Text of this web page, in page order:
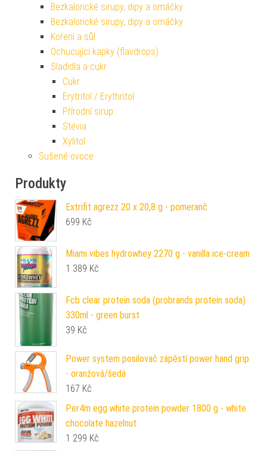
Bezkalorické sirupy, dipy a omáčky
Bezkalorické sirupy, dipy a omáčky
Koření a sůl
Ochucující kapky (flavdrops)
Sladidla a cukr
Cukr
Erytritol / Erythritol
Přírodní sirup
Stévia
Xylitol
Sušené ovoce
Produkty
Extrifit agrezz 20 x 20,8 g - pomeranč
699 Kč
Miami vibes hydrowhey 2270 g - vanilla ice-cream
1 389 Kč
Fcb clear protein soda (probrands protein soda)
330ml - green burst
39 Kč
Power system posilovač zápěstí power hand grip
- oranžová/šedá
167 Kč
Per4m egg white protein powder 1800 g - white
chocolate hazelnut
1 299 Kč